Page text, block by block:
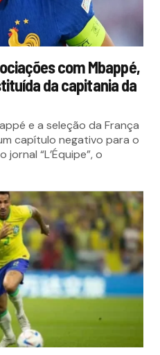
com Mbappé,
da capitania da
e a seleção da França
capítulo negativo para o
“L’Équipe”, o